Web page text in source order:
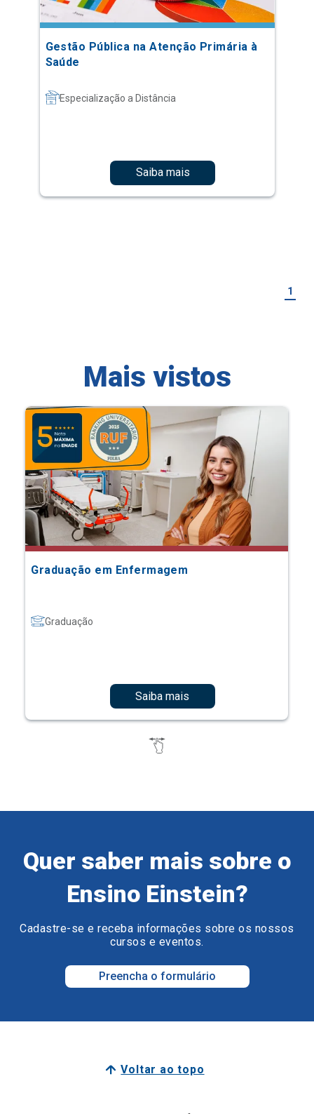
Gestão Pública na Atenção Primária à
Saúde
Especialização a Distância
Saiba mais
1
Mais vistos
Graduação em Enfermagem
Graduação
Saiba mais
Quer saber mais sobre o
Ensino Einstein?
Cadastre-se e receba informações sobre os nossos
cursos e eventos.
Preencha o formulário
Voltar ao topo